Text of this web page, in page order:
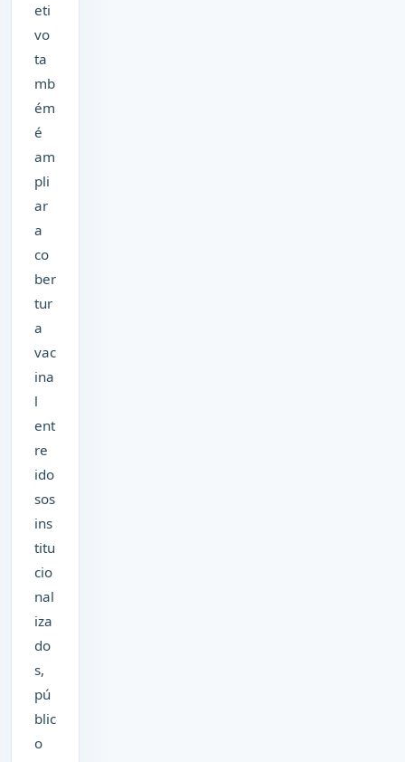
eti
vo
ta
mb
ém
é
am
pli
ar
a
co
ber
tur
a
vac
ina
l
ent
re
ido
sos
ins
titu
cio
nal
iza
do
s,
pú
blic
o